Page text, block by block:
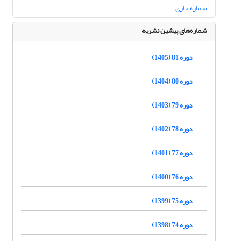
شماره جاری
شماره‌های پیشین نشریه
دوره 81 (1405)
دوره 80 (1404)
دوره 79 (1403)
دوره 78 (1402)
دوره 77 (1401)
دوره 76 (1400)
دوره 75 (1399)
دوره 74 (1398)